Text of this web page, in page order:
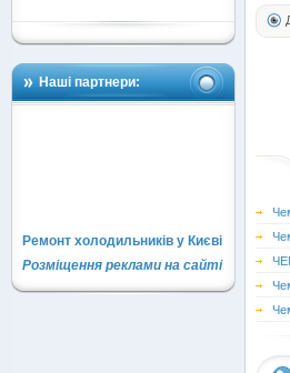
Наші партнери:
Ремонт холодильників у Києві
Розміщення реклами на сайті